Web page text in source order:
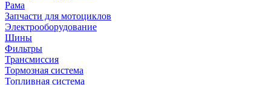
Рама
Запчасти для мотоциклов
Электрооборудование
Шины
Фильтры
Трансмиссия
Тормозная система
Топливная система